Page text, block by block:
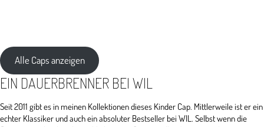
Alle Caps anzeigen
EIN DAUERBRENNER BEI WIL
Seit 2011 gibt es in meinen Kollektionen dieses Kinder Cap. Mittlerweile ist er ein
echter Klassiker und auch ein absoluter Bestseller bei WIL. Selbst wenn die